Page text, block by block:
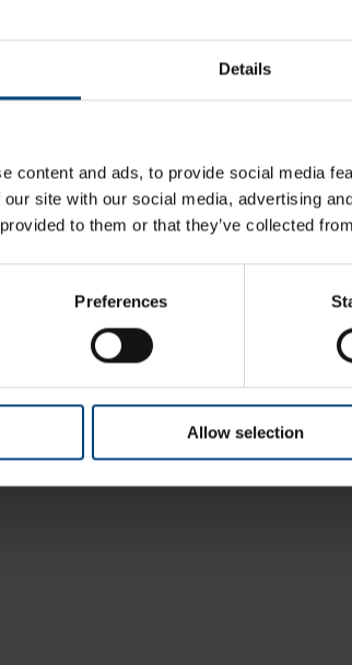
Details
content and ads, to provide social media
site with our social media, advertising
to them or that they’ve collected
Preferences
Allow selection
Lataa ilmainen Raideliikenneteollisuus -opas
Liittyvät artikkelit
Muovien ja komposiittien keveys
Video suunnittelijan ja ostajan tarkistuslistan
Osaatko valita raideliikenteeseen hyväksyttyjä
Video suunnittelijan ja ostajan tarkistuslistan asioista